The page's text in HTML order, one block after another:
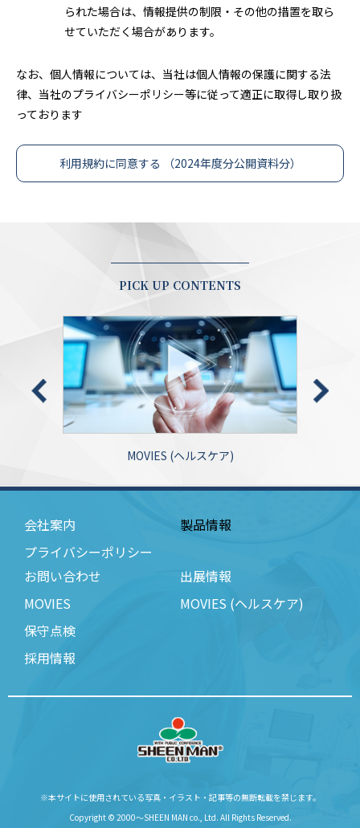
られた場合は、情報提供の制限・その他の措置を取ら
せていただく場合があります。
なお、個人情報については、当社は個人情報の保護に関する法
律、当社のプライバシーポリシー等に従って適正に取得し取り扱
っております
利用規約に同意する （2024年度分公開資料分）
PICK UP CONTENTS
MOVIES (ヘルスケア)
会社案内
プライバシーポリシー
製品情報
お問い合わせ
出展情報
MOVIES
MOVIES (ヘルスケア)
保守点検
採用情報
※本サイトに使用されている写真・イラスト・記事等の無断転載を禁じます。
Copyright © 2000～SHEEN MAN co., Ltd. All Rights Reserved.